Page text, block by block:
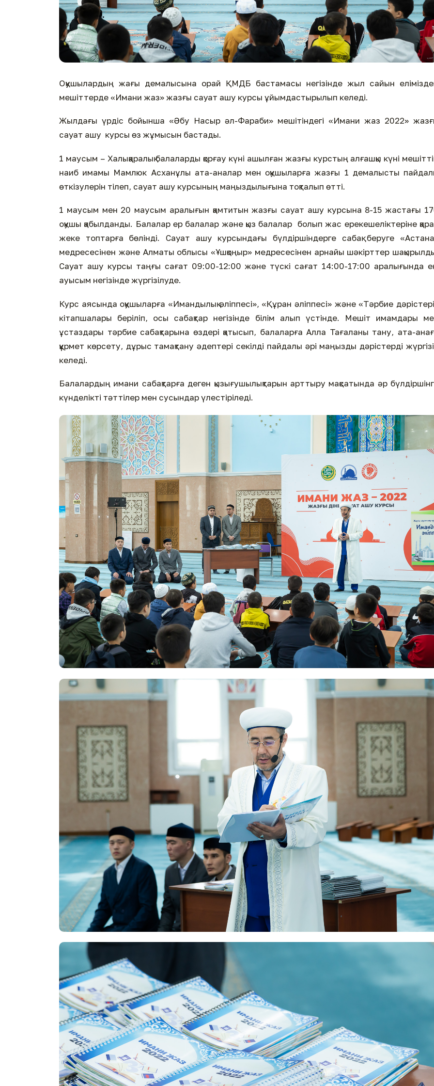
Оқушылардың жағы демалысына орай ҚМДБ бастамасы негізінде жыл сайын
мешіттерде «Имани жаз» жазғы сауат ашу курсы ұйымдастырылып келеді.
Жылдағы үрдіс бойынша «Әбу Насыр әл-Фараби» мешітіндегі «Имани жаз 2022»
сауат ашу курсы өз жұмысын бастады.
1 маусым – Халықаралық балаларды қорғау күні ашылған жазғы курстың алғашқы күні
наиб имамы Мамлюк Асханұлы ата-аналар мен оқушыларға жазғы 1 демалысты
өткізулерін тілеп, сауат ашу курсының маңыздылығына тоқталып өтті.
1 маусым мен 20 маусым аралығын қамтитын жазғы сауат ашу курсына 8-15 жастағы
оқушы қабылданды. Балалар ер балалар және қыз балалар болып жас ерекешеліктеріне
жеке топтарға бөлінді. Сауат ашу курсындағы бүлдіршіндерге сабақ беруге
медресесінен және Алматы облысы «Ұшқоңыр» медресесінен арнайы шәкірттер
Сауат ашу курсы таңғы сағат 09:00-12:00 және түскі сағат 14:00-17:00 аралығында
ауысым негізінде жүргізілуде.
Курс аясында оқушыларға «Имандылық әліппесі», «Құран әліппесі» және «Тәрбие
кітапшалары беріліп, осы сабақтар негізінде білім алып үстінде. Мешіт имамдары
ұстаздары тәрбие сабақтарына өздері қатысып, балаларға Алла Тағаланы тану, ата-
құрмет көрсету, дұрыс тамақтану әдептері секілді пайдалы әрі маңызды дәрістерді
келеді.
Балалардың имани сабақтарға деген қызығушылықтарын арттыру мақсатында әр
күнделікті тәттілер мен сусындар үлестіріледі.